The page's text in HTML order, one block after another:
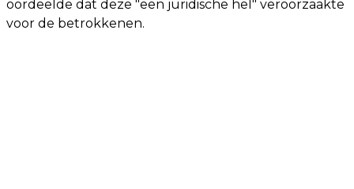
oordeelde dat deze "een juridische hel" veroorzaakte
voor de betrokkenen.